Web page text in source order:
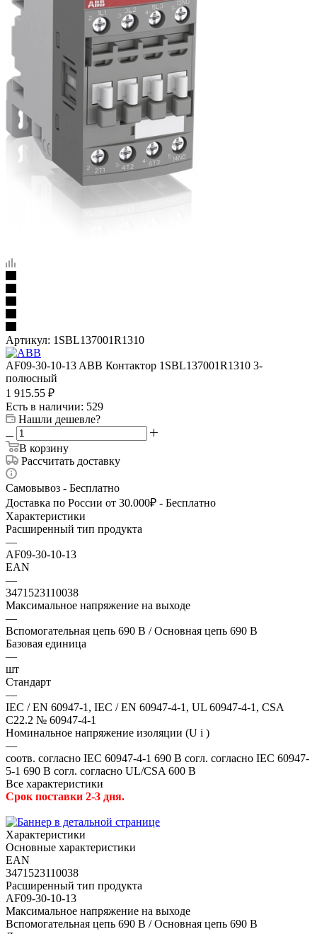
Артикул: 1SBL137001R1310
AF09-30-10-13 ABB Контактор 1SBL137001R1310 3-
полюсный
1 915.55 ₽
Есть в наличии: 529
Нашли дешевле?
В корзину
Рассчитать доставку
Самовывоз - Бесплатно
Доставка по России от 30.000₽ - Бесплатно
Характеристики
Расширенный тип продукта
—
AF09-30-10-13
EAN
—
3471523110038
Максимальное напряжение на выходе
—
Вспомогательная цепь 690 В / Основная цепь 690 В
Базовая единица
—
шт
Стандарт
—
IEC / EN 60947-1, IEC / EN 60947-4-1, UL 60947-4-1, CSA
C22.2 № 60947-4-1
Номинальное напряжение изоляции (U i )
—
соотв. согласно IEC 60947-4-1 690 В согл. согласно IEC 60947-
5-1 690 В согл. согласно UL/CSA 600 В
Все характеристики
Срок поставки 2-3 дня.
Характеристики
Основные характеристики
EAN
3471523110038
Расширенный тип продукта
AF09-30-10-13
Максимальное напряжение на выходе
Вспомогательная цепь 690 В / Основная цепь 690 В